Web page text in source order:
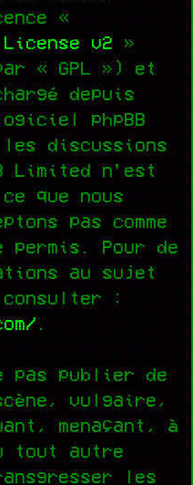
«
License v2 »
« GPL ») et
depuis
phpBB
discussions
Limited n’est
que nous
pas comme
permis. Pour de
au sujet
consulter :
pas publier de
vulgaire,
menaçant, à
tout autre
les